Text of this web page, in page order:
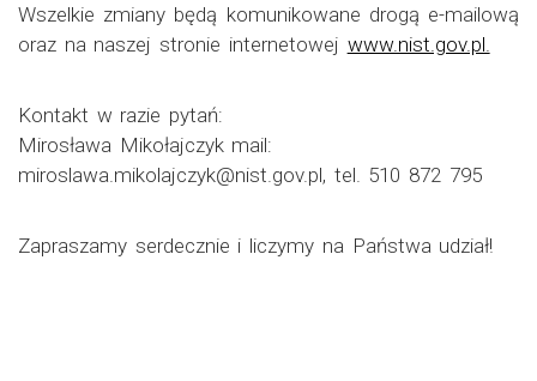
Wszelkie zmiany będą komunikowane drogą e-mailową
oraz na naszej stronie internetowej www.nist.gov.pl.
Kontakt w razie pytań:
Mirosława Mikołajczyk mail:
miroslawa.mikolajczyk@nist.gov.pl, tel. 510 872 795
Zapraszamy serdecznie i liczymy na Państwa udział!